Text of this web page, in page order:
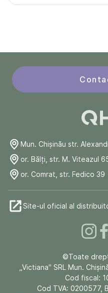
Mun. Chişinău str.
or. Bălți, str. M. Viteazul
or. Comrat, str. Fedico 39
Site-ul oficial al
©Toate
„Victiana" SRL Mun.
Cod fiscal:
Cod TVA: 0200577,